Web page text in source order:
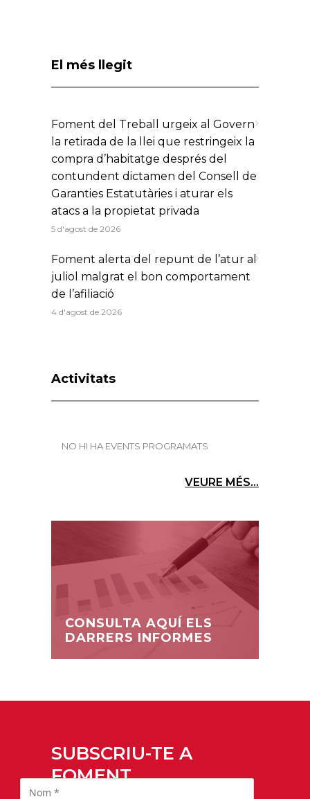
El més llegit
Foment del Treball urgeix al Govern
la retirada de la llei que restringeix la
compra d’habitatge després del
contundent dictamen del Consell de
Garanties Estatutàries i aturar els
atacs a la propietat privada
5 d'agost de 2026
Foment alerta del repunt de l’atur al
juliol malgrat el bon comportament
de l’afiliació
4 d'agost de 2026
Activitats
NO HI HA EVENTS PROGRAMATS
VEURE MÉS...
CONSULTA AQUÍ ELS
DARRERS INFORMES
SUBSCRIU-TE A
FOMENT